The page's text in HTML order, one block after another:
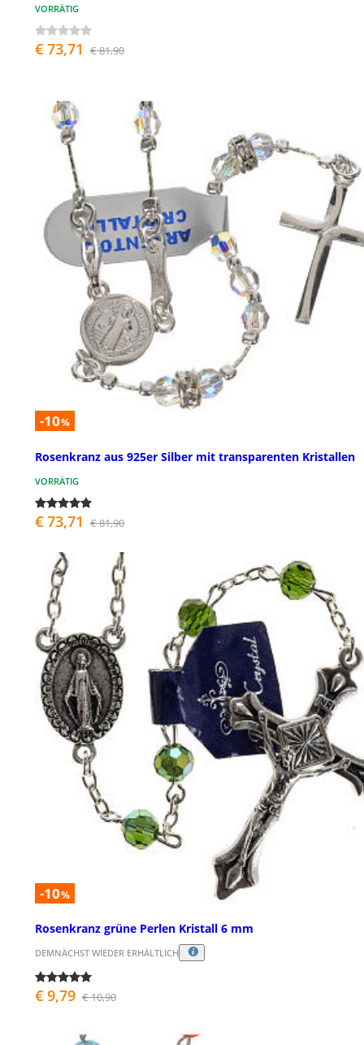
VORRÄTIG
€ 73,71 € 81,90
-10%
Rosenkranz aus 925er Silber mit transparenten Kristallen
VORRÄTIG
€ 73,71 € 81,90
-10%
Rosenkranz grüne Perlen Kristall 6 mm
DEMNÄCHST WIEDER ERHÄLTLICH
€ 9,79 € 10,90